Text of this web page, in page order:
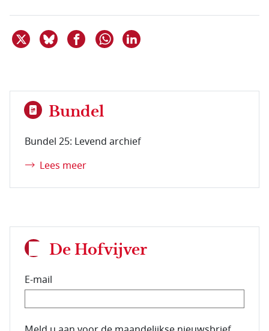
Deel dit item op X
Deel dit item op Bluesky
Deel dit item op Facebook
Delen via WhatsApp
Bundel
Bundel 25: Levend archief
Lees meer
De Hofvijver
E-mail